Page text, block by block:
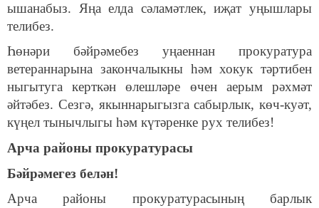
ышанабыз. Яңа елда сәламәтлек, иҗат уңышлары
телибез.
Һөнәри бәйрәмебез уңаеннан прокуратура
ветераннарына закончалыкны һәм хокук тәртибен
ныгытуга керткән өлешләре өчен аерым рәхмәт
әйтәбез. Сезгә, якыннарыгызга сабырлык, көч-куәт,
күңел тынычлыгы һәм күтәренке рух телибез!
Арча районы прокуратурасы
Бәйрәмегез белән!
Арча районы прокуратурасының барлык